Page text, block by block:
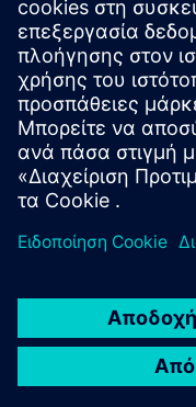
Flexible and tailored
validation of
engineering, test
Managing software
simulations, and...
Μάθετε